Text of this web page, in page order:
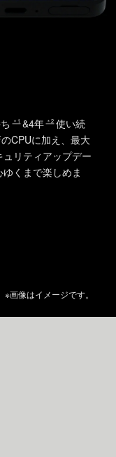
＊1 &4年 ＊2 使い続
CPUに加え、 最大
リティアップデー
くまで楽しめま
※画像はイメージです。